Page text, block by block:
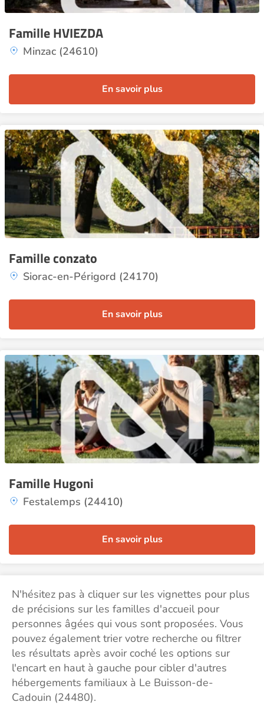
Famille HVIEZDA
Minzac (24610)
En savoir plus
Famille conzato
Siorac-en-Périgord (24170)
En savoir plus
Famille Hugoni
Festalemps (24410)
En savoir plus
N'hésitez pas à cliquer sur les vignettes pour plus
de précisions sur les familles d'accueil pour
personnes âgées qui vous sont proposées. Vous
pouvez également trier votre recherche ou filtrer
les résultats après avoir coché les options sur
l'encart en haut à gauche pour cibler d'autres
hébergements familiaux à Le Buisson-de-
Cadouin (24480).